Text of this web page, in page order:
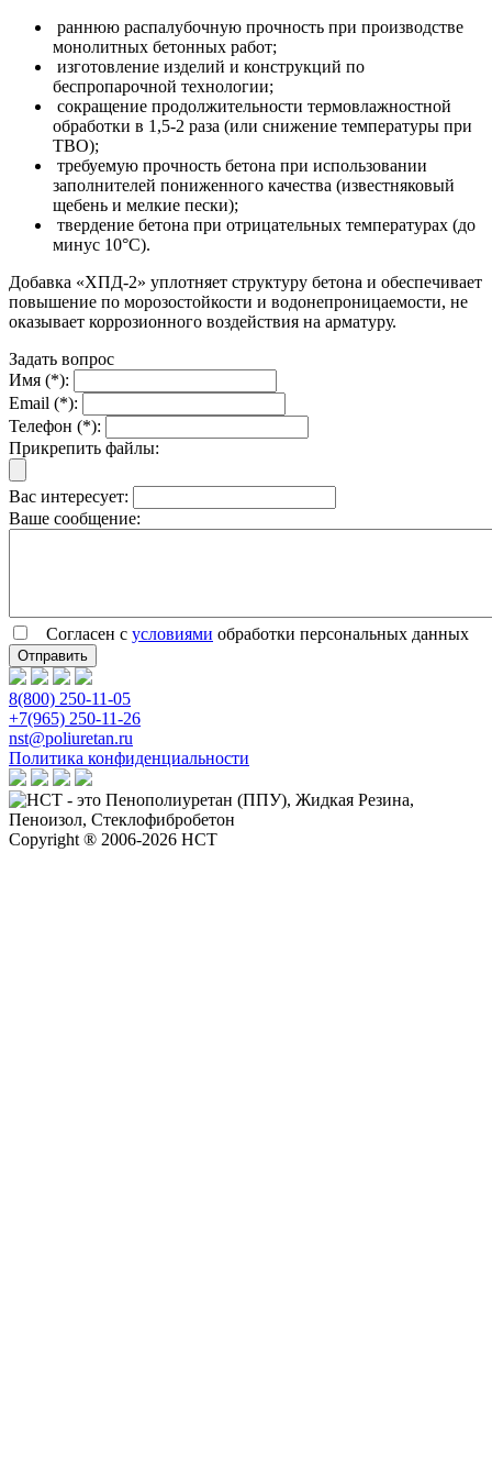
раннюю распалубочную прочность при производстве
монолитных бетонных работ;
изготовление изделий и конструкций по
беспропарочной технологии;
сокращение продолжительности термовлажностной
обработки в 1,5-2 раза (или снижение температуры при
ТВО);
требуемую прочность бетона при использовании
заполнителей пониженного качества (известняковый
щебень и мелкие пески);
твердение бетона при отрицательных температурах (до
минус 10°С).
Добавка «ХПД-2» уплотняет структуру бетона и обеспечивает
повышение по морозостойкости и водонепроницаемости, не
оказывает коррозионного воздействия на арматуру.
Задать вопрос
Имя (*):
Email (*):
Телефон (*):
Прикрепить файлы:
Вас интересует:
Ваше сообщение:
Согласен с условиями обработки персональных данных
8(800) 250-11-05
+7(965) 250-11-26
nst@poliuretan.ru
Политика конфиденциальности
Copyright ® 2006-2026 НСТ